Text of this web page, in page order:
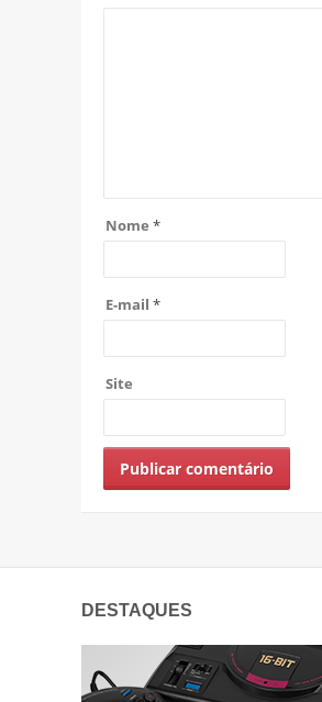
Nome *
E-mail *
Site
DESTAQUES